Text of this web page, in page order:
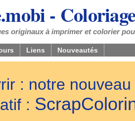
-
originaux à imprimer et colorier
Liens Nouveautés
: notre
: